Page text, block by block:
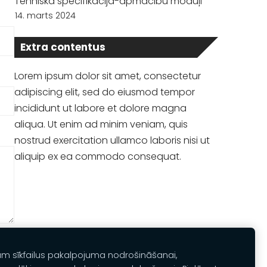
14. marts 2024
Extra contentus
Lorem ipsum dolor sit amet, consectetur
adipiscing elit, sed do eiusmod tempor
incididunt ut labore et dolore magna
aliqua. Ut enim ad minim veniam, quis
nostrud exercitation ullamco laboris nisi ut
aliquip ex ea commodo consequat.
sīkfailus pakalpojuma nodrošināšanai,